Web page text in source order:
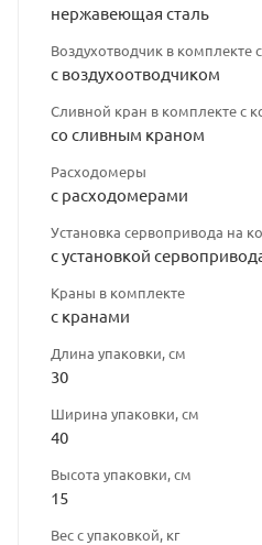
нержавеющая сталь
Воздухотводчик в комплекте
с воздухоотводчиком
Сливной кран в комплекте с
со сливным краном
Расходомеры
с расходомерами
Установка сервопривода на
с установкой
Краны в комплекте
с кранами
Длина упаковки, см
30
Ширина упаковки, см
40
Высота упаковки, см
15
Вес с упаковкой, кг